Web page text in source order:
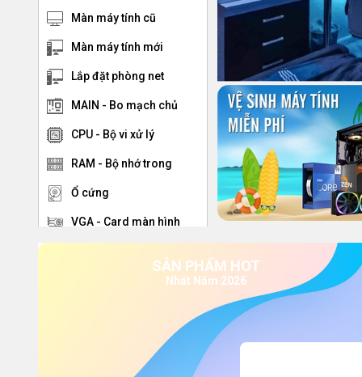
Màn máy tính cũ
Màn máy tính mới
Lắp đặt phòng net
MAIN - Bo mạch chủ
CPU - Bộ vi xử lý
RAM - Bộ nhớ trong
Ổ cứng
VGA - Card màn hình
Loa - Tai Nghe
SẢN PHẨM HOT
Nhất Năm 2026